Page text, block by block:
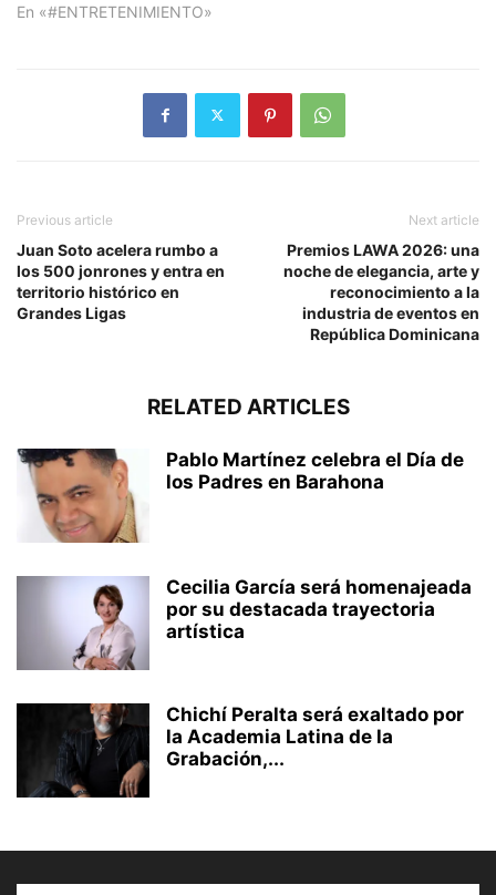
En «#ENTRETENIMIENTO»
Previous article
Juan Soto acelera rumbo a
los 500 jonrones y entra en
territorio histórico en
Grandes Ligas
Next article
Premios LAWA 2026: una
noche de elegancia, arte y
reconocimiento a la
industria de eventos en
República Dominicana
RELATED ARTICLES
Pablo Martínez celebra el Día de
los Padres en Barahona
Cecilia García será homenajeada
por su destacada trayectoria
artística
Chichí Peralta será exaltado por
la Academia Latina de la
Grabación,...